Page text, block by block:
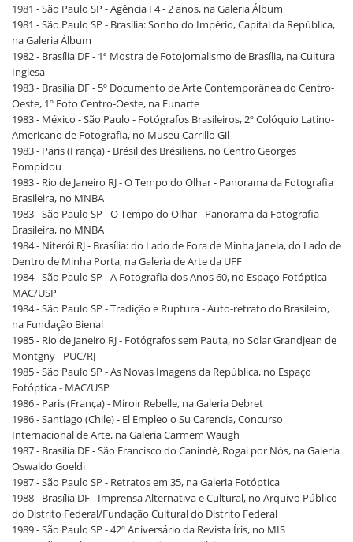
1981 - São Paulo SP - Agência F4 - 2 anos, na Galeria Álbum
1981 - São Paulo SP - Brasília: Sonho do Império, Capital da República,
na Galeria Álbum
1982 - Brasília DF - 1ª Mostra de Fotojornalismo de Brasília, na Cultura
Inglesa
1983 - Brasília DF - 5º Documento de Arte Contemporânea do Centro-
Oeste, 1º Foto Centro-Oeste, na Funarte
1983 - México - São Paulo - Fotógrafos Brasileiros, 2º Colóquio Latino-
Americano de Fotografia, no Museu Carrillo Gil
1983 - Paris (França) - Brésil des Brésiliens, no Centro Georges
Pompidou
1983 - Rio de Janeiro RJ - O Tempo do Olhar - Panorama da Fotografia
Brasileira, no MNBA
1983 - São Paulo SP - O Tempo do Olhar - Panorama da Fotografia
Brasileira, no MNBA
1984 - Niterói RJ - Brasília: do Lado de Fora de Minha Janela, do Lado de
Dentro de Minha Porta, na Galeria de Arte da UFF
1984 - São Paulo SP - A Fotografia dos Anos 60, no Espaço Fotóptica -
MAC/USP
1984 - São Paulo SP - Tradição e Ruptura - Auto-retrato do Brasileiro,
na Fundação Bienal
1985 - Rio de Janeiro RJ - Fotógrafos sem Pauta, no Solar Grandjean de
Montgny - PUC/RJ
1985 - São Paulo SP - As Novas Imagens da República, no Espaço
Fotóptica - MAC/USP
1986 - Paris (França) - Miroir Rebelle, na Galeria Debret
1986 - Santiago (Chile) - El Empleo o Su Carencia, Concurso
Internacional de Arte, na Galeria Carmem Waugh
1987 - Brasília DF - São Francisco do Canindé, Rogai por Nós, na Galeria
Oswaldo Goeldi
1987 - São Paulo SP - Retratos em 35, na Galeria Fotóptica
1988 - Brasília DF - Imprensa Alternativa e Cultural, no Arquivo Público
do Distrito Federal/Fundação Cultural do Distrito Federal
1989 - São Paulo SP - 42º Aniversário da Revista Íris, no MIS